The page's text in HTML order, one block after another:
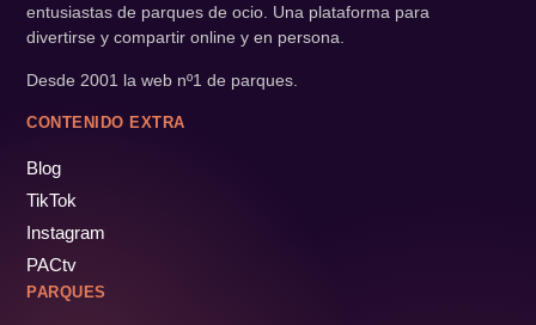
entusiastas de parques de ocio. Una plataforma para
divertirse y compartir online y en persona.
Desde 2001 la web nº1 de parques.
CONTENIDO EXTRA
Blog
TikTok
Instagram
PACtv
PARQUES